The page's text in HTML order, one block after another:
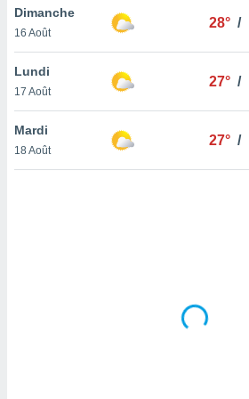
en
de
Dimanche
16 Août
28° /
Lundi
17 Août
27° /
Mardi
18 Août
27° /